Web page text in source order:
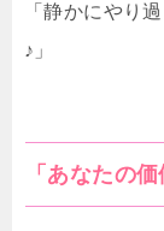
「静かにやり
♪」
「あなたの